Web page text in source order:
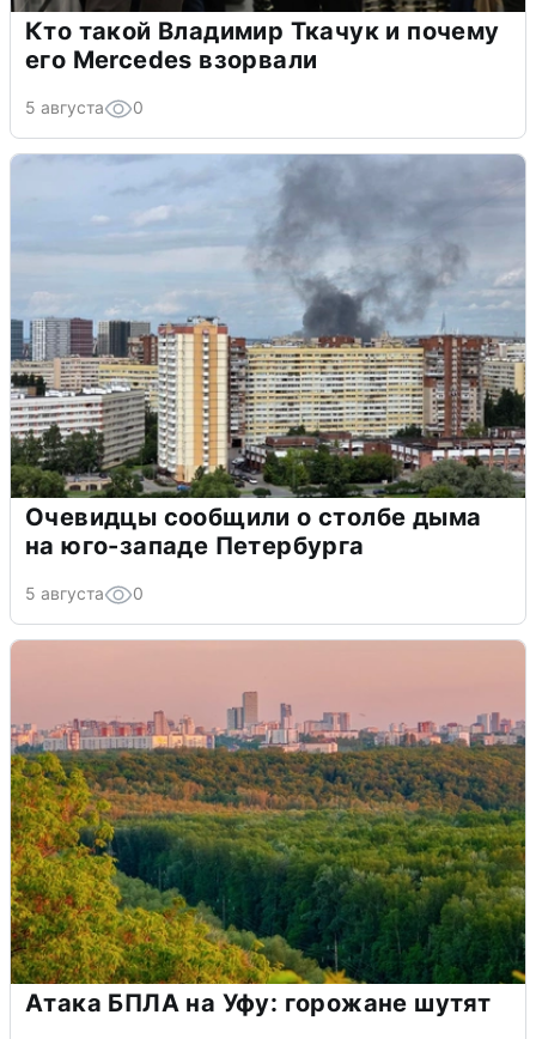
Кто такой Владимир Ткачук и почему
его Mercedes взорвали
5 августа 0
Очевидцы сообщили о столбе дыма
на юго-западе Петербурга
5 августа 0
Атака БПЛА на Уфу: горожане шутят